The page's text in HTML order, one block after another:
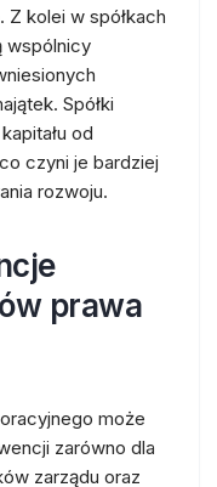
kolei w spółkach
wspólnicy
Spółki
od
czyni je bardziej
rozwoju.
prawa
może
zarówno dla
zarządu oraz